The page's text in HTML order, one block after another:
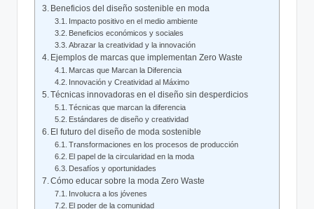
Beneficios del diseño sostenible en moda
Impacto positivo en el medio ambiente
Beneficios económicos y sociales
Abrazar la creatividad y la innovación
Ejemplos de marcas que implementan Zero Waste
Marcas que Marcan la Diferencia
Innovación y Creatividad al Máximo
Técnicas innovadoras en el diseño sin desperdicios
Técnicas que marcan la diferencia
Estándares de diseño y creatividad
El futuro del diseño de moda sostenible
Transformaciones en los procesos de producción
El papel de la circularidad en la moda
Desafíos y oportunidades
Cómo educar sobre la moda Zero Waste
Involucra a los jóvenes
El poder de la comunidad